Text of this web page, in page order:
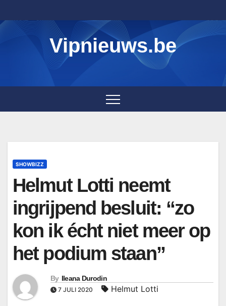
to
content
Vipnieuws.be
SHOWBIZZ
Helmut Lotti neemt
ingrijpend besluit: “zo
kon ik écht niet meer op
het podium staan”
By Ileana Durodin
7 JULI 2020 Helmut Lotti